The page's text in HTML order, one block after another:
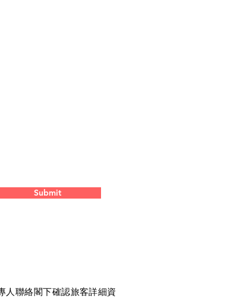
Submit
人聯絡閣下確認旅客詳細資